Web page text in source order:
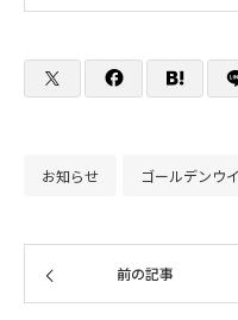
お知らせ ゴールデンウ
前の記事